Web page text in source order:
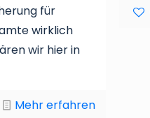
für
wirklich
wir hier in
Mehr erfahren